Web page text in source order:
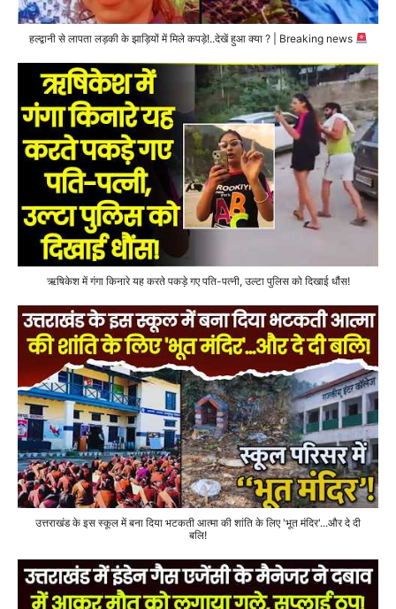
हल्द्वानी से लापता लड़की के झाड़ियों में मिले कपड़े!..देखें हुआ क्या ? | Breaking news
ऋषिकेश में गंगा किनारे यह करते पकड़े गए पति-पत्नी, उल्टा पुलिस को दिखाई धौंस!
उत्तराखंड के इस स्कूल में बना दिया भटकती आत्मा की शांति के लिए 'भूत मंदिर'...और दे दी
बलि!